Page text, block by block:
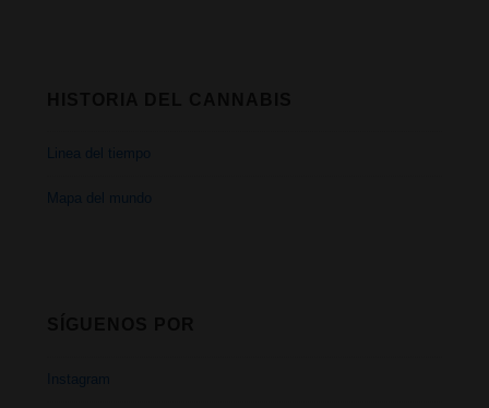
Linea del tiempo
Mapa del mundo
Instagram